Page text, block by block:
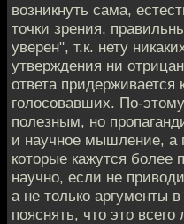
возникнуть сама,
точки зрения,
уверен", т.к. нету
утверждения ни
ответа придерживается
голосовавших. По-
полезным, но
и научное мышление, а
которые кажутся более
научно, если не
а не только аргументы
пояснять, что это